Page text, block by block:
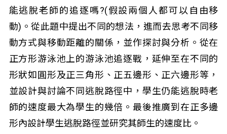
能逃脫老師的追逐嗎?(假設兩個人都可以自由移
動)。從此題中提出不同的想法，進而去思考不同移
動方式與移動距離的關係，並作探討與分析。從在
正方形游泳池上的游泳池追逐戰，延伸至在不同的
形狀如圓形及正三角形、正五邊形、正六邊形等，
並設計與討論不同逃脫路徑中，學生仍能逃脫時老
師的速度最大為學生的幾倍。最後推廣到在正多邊
形內設計學生逃脫路徑並研究其師生的速度比。